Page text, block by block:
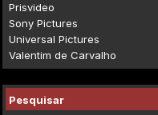
Prisvideo
Sony Pictures
Universal Pictures
Valentim de Carvalho
Pesquisar